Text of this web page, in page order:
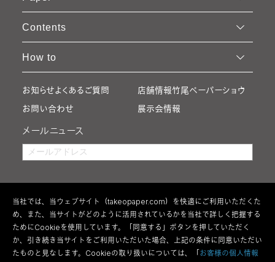
Contents
How to
お知らせよくあるご質問
お問い合わせ
店舗情報竹尾ペーパーショウ
展示会情報
メールニュース
当社では、当ウェブサイト（takeopaper.com）を快適にご利用いただくた
め、また、当サイトがどのように活用されているかを当社で詳しく把握する
ためにCookieを使用しています。「同意する」ボタンを押していただく
か、引き続き当サイトをご利用いただいた場合、上記の条件に同意いただい
たものと見なします。Cookieの取り扱いについては、「 お客様の個人情報